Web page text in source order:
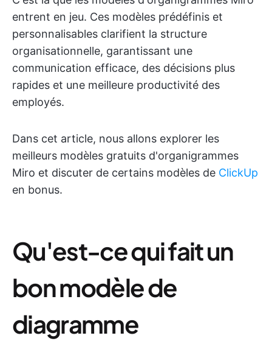
entrent en jeu. Ces modèles prédéfinis et
personnalisables clarifient la structure
organisationnelle, garantissant une
communication efficace, des décisions plus
rapides et une meilleure productivité des
employés.
Dans cet article, nous allons explorer les
meilleurs modèles gratuits d'organigrammes
Miro et discuter de certains modèles de ClickUp
en bonus.
Qu'est-ce qui fait un
bon modèle de
diagramme